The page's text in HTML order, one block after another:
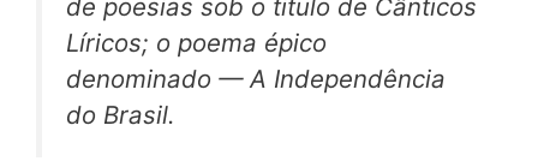
de poesias sob o titulo de Cânticos
Líricos; o poema épico
denominado —A Independência
do Brasil.